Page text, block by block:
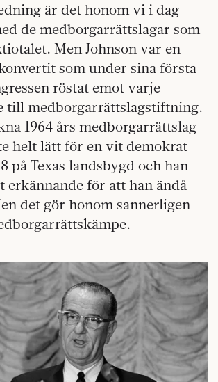
är det honom vi i dag
de medborgarrättslagar som
Men Johnson var en
som under sina första
röstat emot varje
till medborgarrättslagstiftning.
1964 års medborgarrättslag
helt lätt för en vit demokrat
på Texas landsbygd och han
erkännande för att han ändå
det gör honom sannerligen